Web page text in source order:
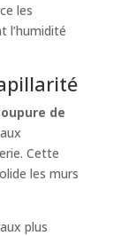
les
l’humidité
de
Cette
les murs
plus